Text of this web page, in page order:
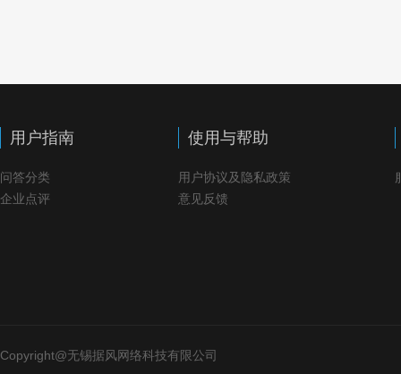
用户指南
问答分类
企业点评
使用与帮助
用户协议及隐私政策
意见反馈
Copyright@无锡据风网络科技有限公司